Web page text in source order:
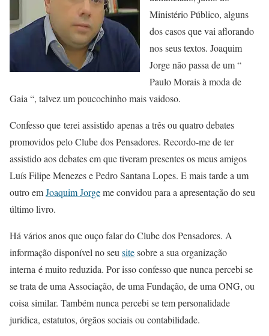
Ministério Público, alguns
dos casos que vai aflorando
nos seus textos. Joaquim
Jorge não passa de um “
Paulo Morais à moda de
Gaia “, talvez um poucochinho mais vaidoso.
Confesso que terei assistido apenas a três ou quatro debates
promovidos pelo Clube dos Pensadores. Recordo-me de ter
assistido aos debates em que tiveram presentes os meus amigos
Luís Filipe Menezes e Pedro Santana Lopes. E mais tarde a um
outro emJoaquim Jorgeme convidou para a apresentação do seu
último livro.
Há vários anos que ouço falar do Clube dos Pensadores. A
informação disponível no seu sitesobre a sua organização
interna é muito reduzida. Por isso confesso que nunca percebi se
se trata de uma Associação, de uma Fundação, de uma ONG, ou
coisa similar. Também nunca percebi se tem personalidade
jurídica, estatutos, órgãos sociais ou contabilidade.